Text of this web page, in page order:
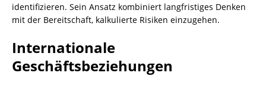
identifizieren. Sein Ansatz kombiniert langfristiges Denken
mit der Bereitschaft, kalkulierte Risiken einzugehen.
Internationale
Geschäftsbeziehungen